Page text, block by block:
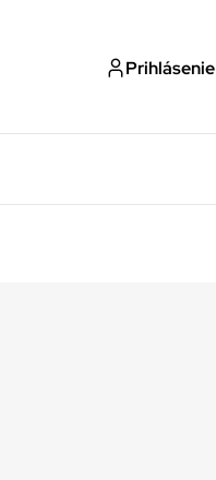
Prihlásenie